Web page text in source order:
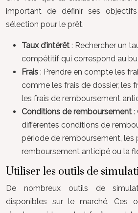
important de définir ses
sélection pour le prêt.
Taux d’intérêt : Rechercher un
compétitif qui correspond au
Frais : Prendre en compte les
comme les frais de dossier, les
les frais de remboursement
Conditions de remboursement :
différentes conditions de
période de remboursement, les
remboursement anticipé ou la
Utiliser les outils de
De nombreux outils de
disponibles sur le marché. Ces